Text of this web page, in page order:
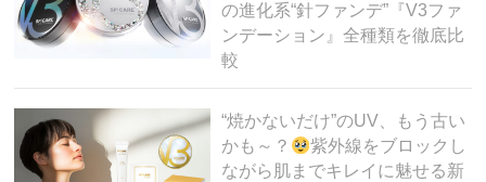
の進化系“針ファンデ”『V3ファ
ンデーション』全種類を徹底比
較
“焼かないだけ”のUV、もう古い
かも～？
紫外線をブロックし
ながら肌までキレイに魅せる新